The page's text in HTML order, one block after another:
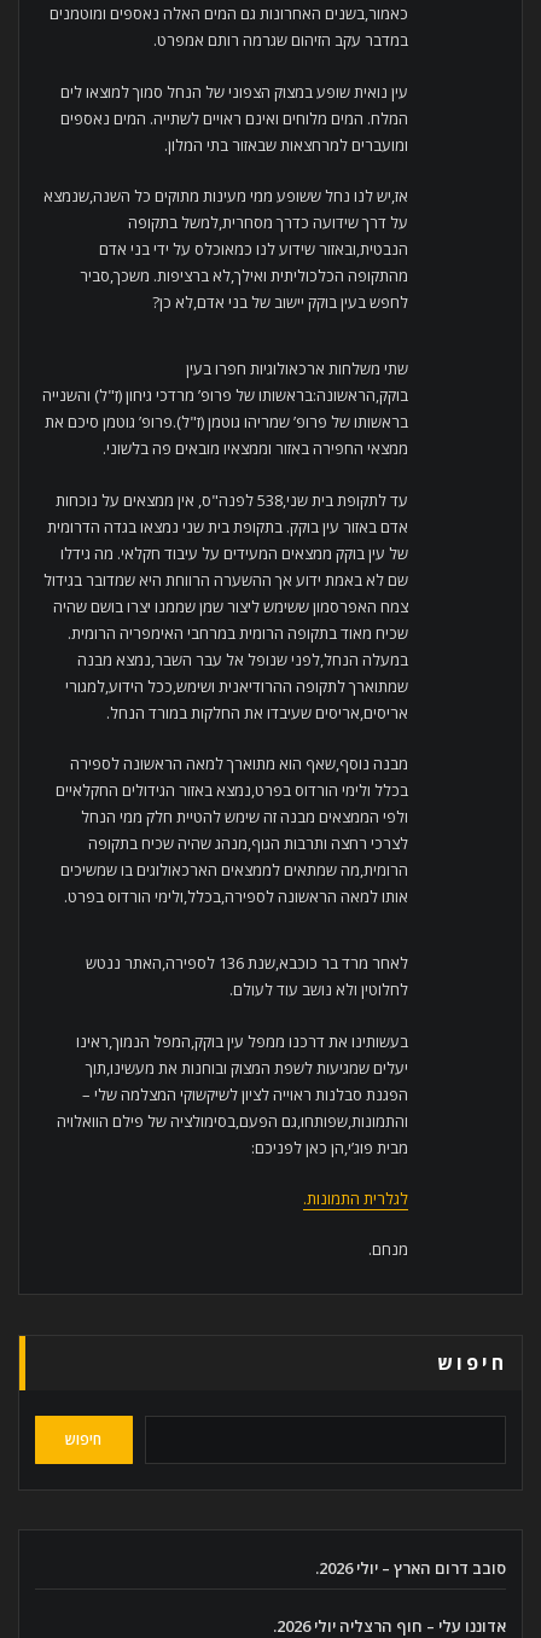
כאמור,בשנים האחרונות גם המים האלה נאספים ומוטמנים
במדבר עקב הזיהום שגרמה רותם אמפרט.
עין נואית שופע במצוק הצפוני של הנחל סמוך למוצאו לים
המלח. המים מלוחים ואינם ראויים לשתייה. המים נאספים
ומועברים למרחצאות שבאזור בתי המלון.
אז,יש לנו נחל ששופע ממי מעינות מתוקים כל השנה,שנמצא
על דרך שידועה כדרך מסחרית,למשל בתקופה
הנבטית,ובאזור שידוע לנו כמאוכלס על ידי בני אדם
מהתקופה הכלכוליתית ואילך,לא ברציפות. משכך,סביר
לחפש בעין בוקק יישוב של בני אדם,לא כן?
שתי משלחות ארכאולוגיות חפרו בעין
בוקק,הראשונה:בראשותו של פרופ’ מרדכי גיחון (ז"ל) והשנייה
בראשותו של פרופ’ שמריהו גוטמן (ז"ל).פרופ’ גוטמן סיכם את
ממצאי החפירה באזור וממצאיו מובאים פה בלשוני.
עד לתקופת בית שני,538 לפנה"ס, אין ממצאים על נוכחות
אדם באזור עין בוקק. בתקופת בית שני נמצאו בגדה הדרומית
של עין בוקק ממצאים המעידים על עיבוד חקלאי. מה גידלו
שם לא באמת ידוע אך ההשערה הרווחת היא שמדובר בגידול
צמח האפרסמון ששימש ליצור שמן שממנו יצרו בושם שהיה
שכיח מאוד בתקופה הרומית במרחבי האימפריה הרומית.
במעלה הנחל,לפני שנופל אל עבר השבר,נמצא מבנה
שמתוארך לתקופה ההרודיאנית ושימש,ככל הידוע,למגורי
אריסים,אריסים שעיבדו את החלקות במורד הנחל.
מבנה נוסף,שאף הוא מתוארך למאה הראשונה לספירה
בכלל ולימי הורדוס בפרט,נמצא באזור הגידולים החקלאיים
ולפי הממצאים מבנה זה שימש להטיית חלק ממי הנחל
לצרכי רחצה ותרבות הגוף,מנהג שהיה שכיח בתקופה
הרומית,מה שמתאים לממצאים הארכאולוגים בו שמשיכים
אותו למאה הראשונה לספירה,בכלל,ולימי הורדוס בפרט.
לאחר מרד בר כוכבא,שנת 136 לספירה,האתר ננטש
לחלוטין ולא נושב עוד לעולם.
בעשותינו את דרכנו ממפל עין בוקק,המפל הנמוך,ראינו
יעלים שמגיעות לשפת המצוק ובוחנות את מעשינו,תוך
הפגנת סבלנות ראוייה לציון לשיקשוקי המצלמה שלי –
והתמונות,שפותחו,גם הפעם,בסימולציה של פילם הוואלויה
מבית פוג’י,הן כאן לפניכם:
לגלרית התמונות.
מנחם.
חיפוש
חיפוש
סובב דרום הארץ – יולי 2026.
אדוננו עלי – חוף הרצליה יולי 2026.